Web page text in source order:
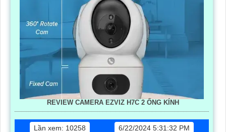
REVIEW CAMERA EZVIZ H7C 2 ỐNG KÍNH
Lần xem: 10258
6/22/2024 5:31:32 PM